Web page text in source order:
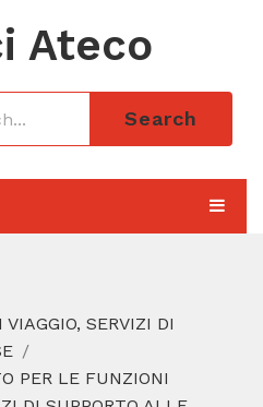
Ateco
Search
SERVIZI DI
PER LE FUNZIONI